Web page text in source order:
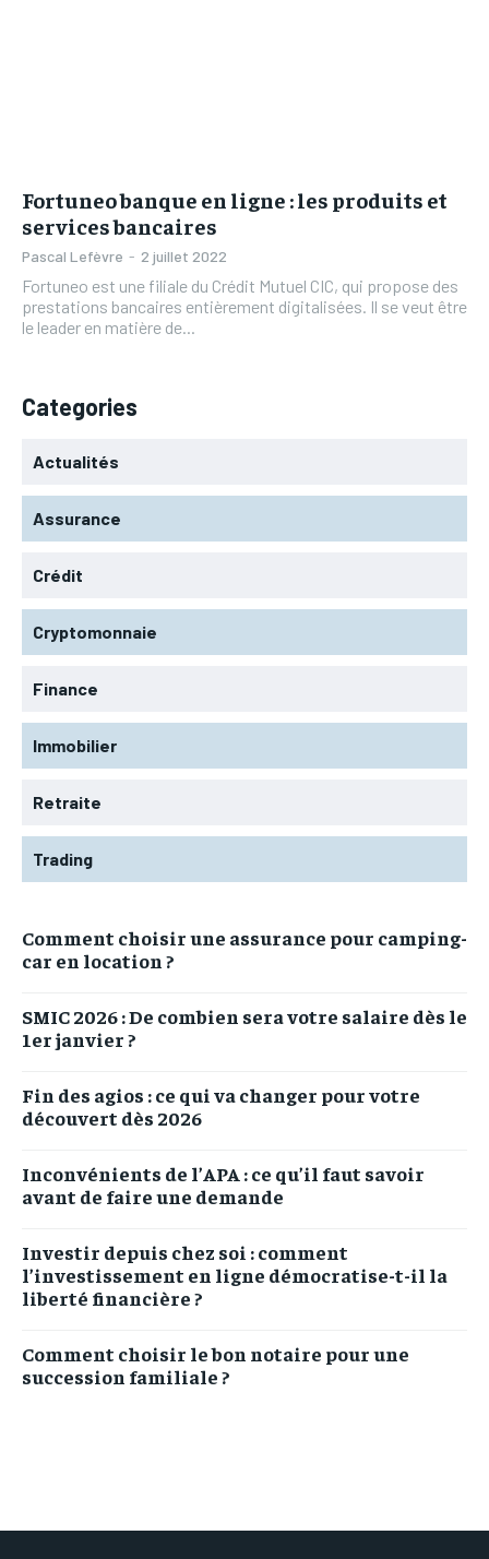
Fortuneo banque en ligne : les produits et
services bancaires
Pascal Lefèvre - 2 juillet 2022
Fortuneo est une filiale du Crédit Mutuel CIC, qui propose des
prestations bancaires entièrement digitalisées. Il se veut être
le leader en matière de...
Categories
Actualités
Assurance
Crédit
Cryptomonnaie
Finance
Immobilier
Retraite
Trading
Comment choisir une assurance pour camping-
car en location ?
SMIC 2026 : De combien sera votre salaire dès le
1er janvier ?
Fin des agios : ce qui va changer pour votre
découvert dès 2026
Inconvénients de l’APA : ce qu’il faut savoir
avant de faire une demande
Investir depuis chez soi : comment
l’investissement en ligne démocratise-t-il la
liberté financière ?
Comment choisir le bon notaire pour une
succession familiale ?